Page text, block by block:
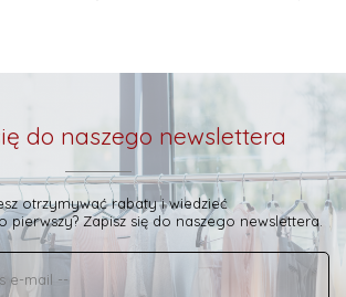
do naszego newslettera
otrzymywać rabaty i wiedzieć
Zapisz się do naszego newslettera.